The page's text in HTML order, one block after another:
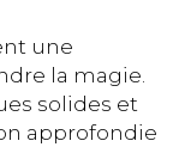
une
la magie.
solides et
approfondie